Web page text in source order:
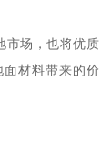
市场，也将优质
材料带来的价